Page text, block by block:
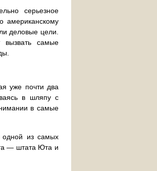
серьезное
американскому
деловые цели.
вызвать самые
уже почти два
в шляпу с
в самые
из самых
— штата Юта и